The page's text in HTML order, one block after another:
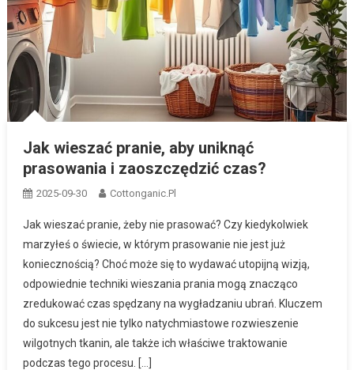
Jak wieszać pranie, aby uniknąć
prasowania i zaoszczędzić czas?
2025-09-30 Cottonganic.pl
Jak wieszać pranie, żeby nie prasować? Czy kiedykolwiek
marzyłeś o świecie, w którym prasowanie nie jest już
koniecznością? Choć może się to wydawać utopijną wizją,
odpowiednie techniki wieszania prania mogą znacząco
zredukować czas spędzany na wygładzaniu ubrań. Kluczem
do sukcesu jest nie tylko natychmiastowe rozwieszenie
wilgotnych tkanin, ale także ich właściwe traktowanie
podczas tego procesu. […]